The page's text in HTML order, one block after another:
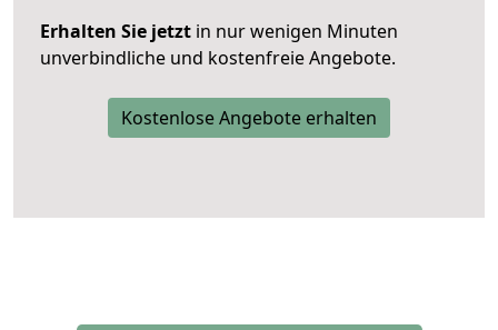
Erhalten Sie jetzt in nur wenigen Minuten
unverbindliche und kostenfreie Angebote.
Kostenlose Angebote erhalten